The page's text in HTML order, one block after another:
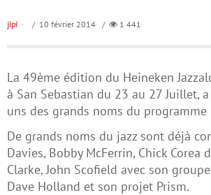
jipi / 10 février 2014 / 1 441
La 49ème édition du Heineken
à San Sebastian du 23 au 27 Juillet,
uns des grands noms du programme
De grands noms du jazz sont déjà
Davies, Bobby McFerrin, Chick Corea
Clarke, John Scofield avec son
Dave Holland et son projet Prism.